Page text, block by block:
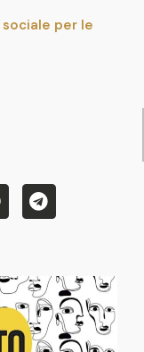
per le